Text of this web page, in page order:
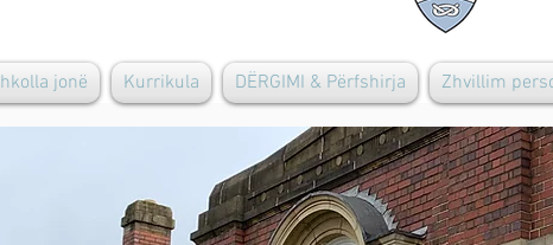
jonë Kurrikula DËRGIMI & Përfshirja Zhvillim